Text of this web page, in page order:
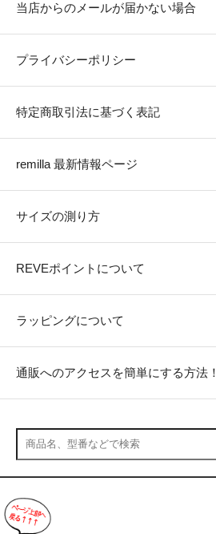
当店からのメールが届かない場合
プライバシーポリシー
特定商取引法に基づく表記
remilla 最新情報ページ
サイズの測り方
REVEポイントについて
ラッピングについて
通販へのアクセスを簡単にする方法！